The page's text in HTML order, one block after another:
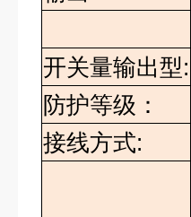
开关量输出型:
防护等级：
接线方式: